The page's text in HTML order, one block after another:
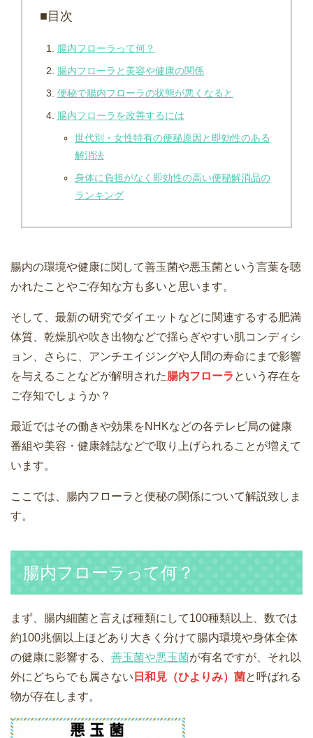
■目次
腸内フローラって何？
腸内フローラと美容や健康の関係
便秘で腸内フローラの状態が悪くなると
腸内フローラを改善するには
世代別・女性特有の便秘原因と即効性のある
解消法
身体に負担がなく即効性の高い便秘解消品の
ランキング
腸内の環境や健康に関して善玉菌や悪玉菌という言葉を聴
かれたことやご存知な方も多いと思います。
そして、最新の研究でダイエットなどに関連するする肥満
体質、乾燥肌や吹き出物などで揺らぎやすい肌コンディシ
ョン、さらに、アンチエイジングや人間の寿命にまで影響
を与えることなどが解明された腸内フローラ という存在を
ご存知でしょうか？
最近ではその働きや効果をNHKなどの各テレビ局の健康
番組や美容・健康雑誌などで取り上げられることが増えて
います。
ここでは、腸内フローラと便秘の関係について解説致しま
す。
腸内フローラって何？
まず、腸内細菌と言えば種類にして100種類以上、数では
約100兆個以上ほどあり大きく分けて腸内環境や身体全体
の健康に影響する、 善玉菌や悪玉菌が有名ですが、それ以
外にどちらでも属さない 日和見（ひよりみ）菌と呼ばれる
物が存在します。